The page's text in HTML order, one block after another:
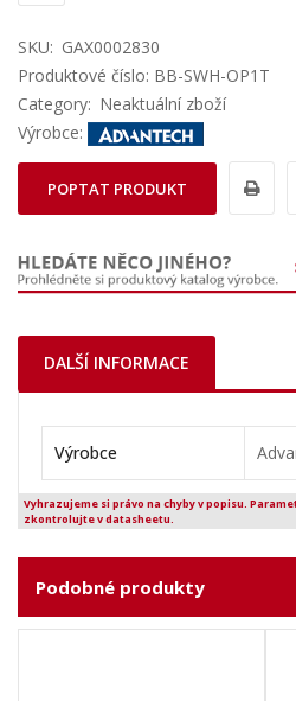
SKU: GAX0002830
Produktové číslo: BB-SWH-OP1T
Category: Neaktuální zboží
Výrobce:
POPTAT PRODUKT
DALŠÍ INFORMACE
Výrobce
Vyhrazujeme si právo na chyby v popisu.
zkontrolujte v datasheetu.
Podobné produkty